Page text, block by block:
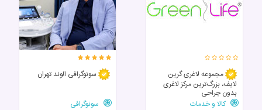
مجموعه لاغری گرین
لایف، بزرگ‌ترین مرکز لاغری
بدون جراحی
کالا و خدمات
سونوگرافی الوند تهران
سونوگرافی